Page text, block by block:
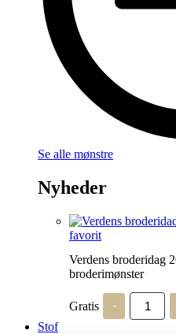
Se alle mønstre
Nyheder
favorit
Verdens broderidag
broderimønster
Gratis -
Verdens
2026
Stof